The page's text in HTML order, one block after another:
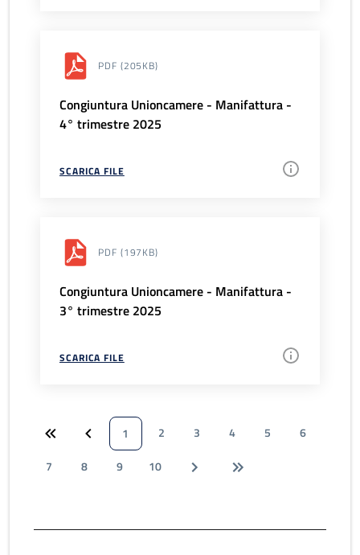
PDF (205KB)
Congiuntura Unioncamere - Manifattura -
4° trimestre 2025
SCARICA FILE
PDF (197KB)
Congiuntura Unioncamere - Manifattura -
3° trimestre 2025
SCARICA FILE
1 2 3 4 5
6
7
8 9 10